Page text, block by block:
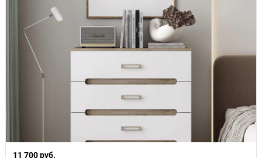
11 700 руб.